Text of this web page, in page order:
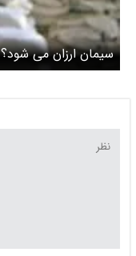
سیمان ارزان می شود؟